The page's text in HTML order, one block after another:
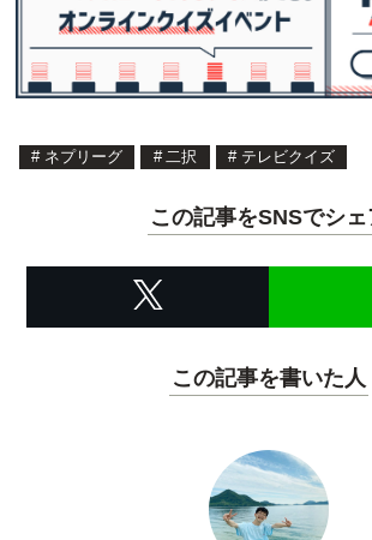
# ネプリーグ # 二択 # テレビクイズ
この記事をSNSでシェ
この記事を書いた人